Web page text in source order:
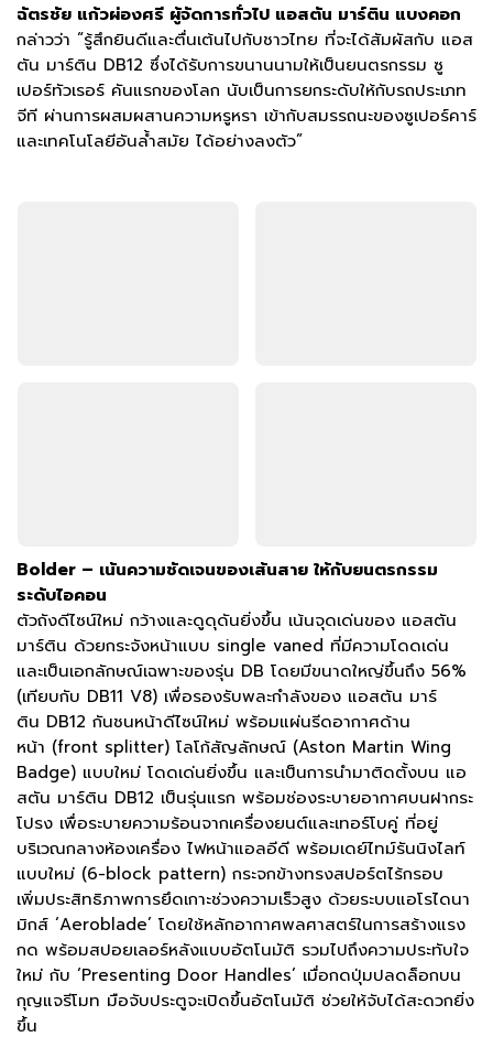
ฉัตรชัย แก้วผ่องศรี ผู้จัดการทั่วไป แอสตัน มาร์ติน แบงคอก
กล่าวว่า “รู้สึกยินดีและตื่นเต้นไปกับชาวไทย ที่จะได้สัมผัสกับ แอส
ตัน มาร์ติน DB12 ซึ่งได้รับการขนานนามให้เป็นยนตรกรรม ซู
เปอร์ทัวเรอร์ คันแรกของโลก นับเป็นการยกระดับให้กับรถประเภท
จีที ผ่านการผสมผสานความหรูหรา เข้ากับสมรรถนะของซูเปอร์คาร์
และเทคโนโลยีอันล้ำสมัย ได้อย่างลงตัว”
Bolder – เน้นความชัดเจนของเส้นสาย ให้กับยนตรกรรม
ระดับไอคอน
ตัวถังดีไซน์ใหม่ กว้างและดูดุดันยิ่งขึ้น เน้นจุดเด่นของ แอสตัน
มาร์ติน ด้วยกระจังหน้าแบบ single vaned ที่มีความโดดเด่น
และเป็นเอกลักษณ์เฉพาะของรุ่น DB โดยมีขนาดใหญ่ขึ้นถึง 56%
(เทียบกับ DB11 V8) เพื่อรองรับพละกำลังของ แอสตัน มาร์
ติน DB12 กันชนหน้าดีไซน์ใหม่ พร้อมแผ่นรีดอากาศด้าน
หน้า (front splitter) โลโก้สัญลักษณ์ (Aston Martin Wing
Badge) แบบใหม่ โดดเด่นยิ่งขึ้น และเป็นการนำมาติดตั้งบน แอ
สตัน มาร์ติน DB12 เป็นรุ่นแรก พร้อมช่องระบายอากาศบนฝากระ
โปรง เพื่อระบายความร้อนจากเครื่องยนต์และเทอร์โบคู่ ที่อยู่
บริเวณกลางห้องเครื่อง ไฟหน้าแอลอีดี พร้อมเดย์ไทม์รันนิงไลท์
แบบใหม่ (6-block pattern) กระจกข้างทรงสปอร์ตไร้กรอบ
เพิ่มประสิทธิภาพการยึดเกาะช่วงความเร็วสูง ด้วยระบบแอโรไดนา
มิกส์ ‘Aeroblade’ โดยใช้หลักอากาศพลศาสตร์ในการสร้างแรง
กด พร้อมสปอยเลอร์หลังแบบอัตโนมัติ รวมไปถึงความประทับใจ
ใหม่ กับ ‘Presenting Door Handles’ เมื่อกดปุ่มปลดล็อกบน
กุญแจรีโมท มือจับประตูจะเปิดขึ้นอัตโนมัติ ช่วยให้จับได้สะดวกยิ่ง
ขึ้น